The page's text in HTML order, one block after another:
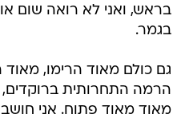
בראש, ואני לא רואה שום
בגמר.
גם כולם מאוד הרימו, מאוד
הרמה התחרותית ברוקדים,
מאוד מאוד פתוח. אני